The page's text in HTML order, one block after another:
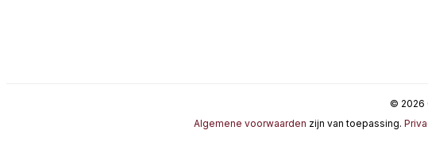
© 2026
Algemene voorwaarden zijn van toepassing.